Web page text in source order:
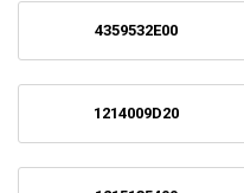
4359532E00
1214009D20